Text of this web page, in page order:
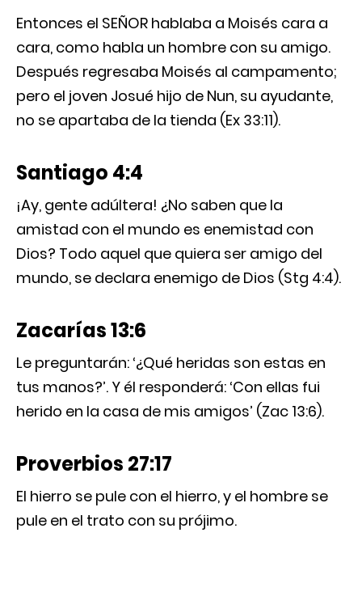
Entonces el SEÑOR hablaba a Moisés cara a
cara, como habla un hombre con su amigo.
Después regresaba Moisés al campamento;
pero el joven Josué hijo de Nun, su ayudante,
no se apartaba de la tienda (Ex 33:11).
Santiago 4:4
¡Ay, gente adúltera! ¿No saben que la
amistad con el mundo es enemistad con
Dios? Todo aquel que quiera ser amigo del
mundo, se declara enemigo de Dios (Stg 4:4).
Zacarías 13:6
Le preguntarán: ‘¿Qué heridas son estas en
tus manos?’. Y él responderá: ‘Con ellas fui
herido en la casa de mis amigos’ (Zac 13:6).
Proverbios 27:17
El hierro se pule con el hierro, y el hombre se
pule en el trato con su prójimo.